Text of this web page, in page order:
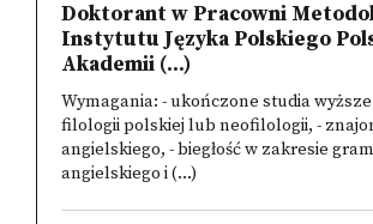
Doktorant w Pracowni
Instytutu Języka Polskiego
Akademii (...)
Wymagania: - ukończone studia
filologii polskiej lub neofilologii, -
angielskiego, - biegłość w zakresie
angielskiego i (...)